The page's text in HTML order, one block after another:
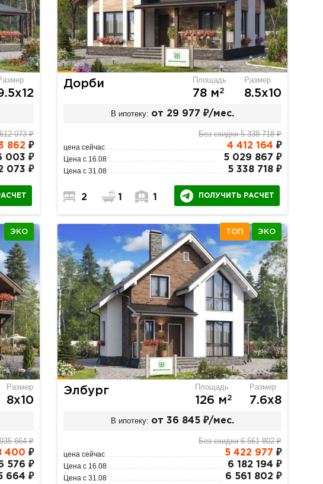
073 ₽
862 ₽
003 ₽
073 ₽
Дорби Площадь
78 м2
Размер
8.5х10
В ипотеку: от 29 977 ₽/мес.
Без скидки 5 338 718 ₽
цена сейчас 4 412 164 ₽
Цена с 16.08 5 029 867 ₽
Цена с 31.08 5 338 718 ₽
2 1 1 ПОЛУЧИТЬ РАСЧЕТ
ЭКО
Размер
8х10
664 ₽
400 ₽
576 ₽
664 ₽
ТОП ЭКО
Элбург Площадь
126 м2
Размер
7.6х8
В ипотеку: от 36 845 ₽/мес.
Без скидки 6 561 802 ₽
цена сейчас 5 422 977 ₽
Цена с 16.08 6 182 194 ₽
Цена с 31.08 6 561 802 ₽